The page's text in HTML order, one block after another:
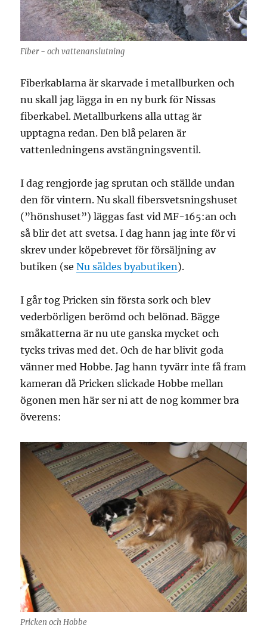
Fiber - och vattenanslutning
Fiberkablarna är skarvade i metallburken och
nu skall jag lägga in en ny burk för Nissas
fiberkabel. Metallburkens alla uttag är
upptagna redan. Den blå pelaren är
vattenledningens avstängningsventil.
I dag rengjorde jag sprutan och ställde undan
den för vintern. Nu skall fibersvetsningshuset
(”hönshuset”) läggas fast vid MF-165:an och
så blir det att svetsa. I dag hann jag inte för vi
skrev under köpebrevet för försäljning av
butiken (seNu såldes byabutiken).
I går tog Pricken sin första sork och blev
vederbörligen berömd och belönad. Bägge
småkatterna är nu ute ganska mycket och
tycks trivas med det. Och de har blivit goda
vänner med Hobbe. Jag hann tyvärr inte få fram
kameran då Pricken slickade Hobbe mellan
ögonen men här ser ni att de nog kommer bra
överens:
Pricken och Hobbe